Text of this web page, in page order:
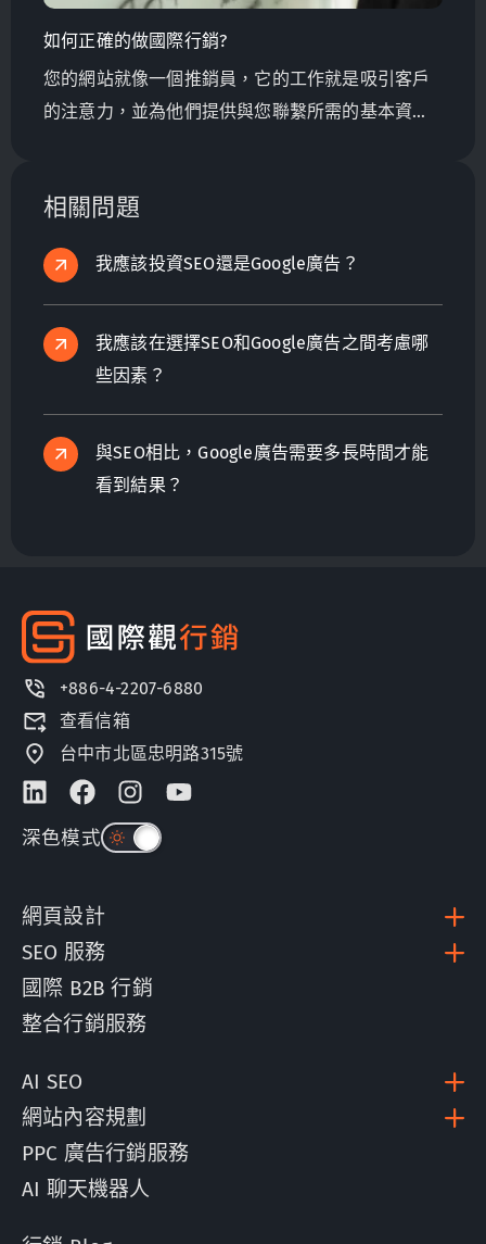
如何正確的做國際行銷?
您的網站就像一個推銷員，它的工作就是吸引客戶
的注意力，並為他們提供與您聯繫所需的基本資
相關問題
我應該投資SEO還是Google廣告？
我應該在選擇SEO和Google廣告之間考慮哪
些因素？
與SEO相比，Google廣告需要多長時間才能
看到結果？
+886-4-2207-6880
查看信箱
台中市北區忠明路315號
深色模式
網頁設計
SEO 服務
國際 B2B 行銷
整合行銷服務
AI SEO
網站內容規劃
PPC 廣告行銷服務
AI 聊天機器人